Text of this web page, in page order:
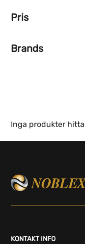
Pris
Brands
Inga produkter
KONTAKT INFO